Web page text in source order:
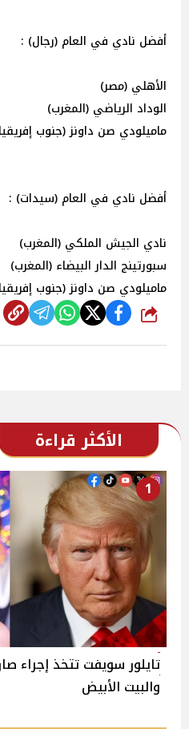
أفضل نادي في العام (رجال) :
الأهلي (مصر)
الوداد الرياضي (المغرب)
ماميلودي صن داونز (جنوب
أفضل نادي في العام (سيدات) :
نادي الجيش الملكي (المغرب)
سبورتينج الدار البيضاء (المغرب)
ماميلودي صن داونز (جنوب
شارك
الأكثر قراءة
1
تايلور سويفت تتخذ إجراء
والبيت الأبيض